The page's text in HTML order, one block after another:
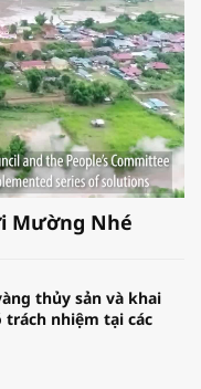
Mường Nhé
thủy sản và khai
trách nhiệm tại các